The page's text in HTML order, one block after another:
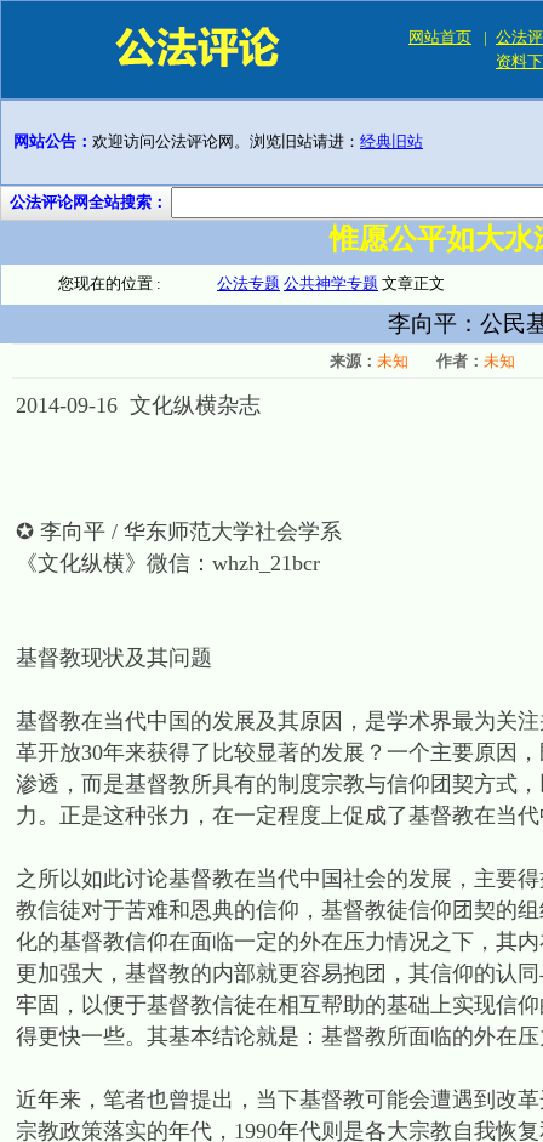
网站首页 | 公法
资料
网站公告： 欢迎访问公法评论网。浏览旧站请进： 经典旧站
公法评论网全站搜索：
惟愿公平如大
您现在的位置 : 公法专题 公共神学专题 文章正文
李向平：公民
来源： 未知 作者： 未知
2014-09-16 文化纵横杂志
✪ 李向平 / 华东师范大学社会学系
《文化纵横》微信：whzh_21bcr
基督教现状及其问题
基督教在当代中国的发展及其原因，是学术界最为关
革开放30年来获得了比较显著的发展？一个主要原因
渗透，而是基督教所具有的制度宗教与信仰团契方式
力。正是这种张力，在一定程度上促成了基督教在当
之所以如此讨论基督教在当代中国社会的发展，主要
教信徒对于苦难和恩典的信仰，基督教徒信仰团契的
化的基督教信仰在面临一定的外在压力情况之下，其
更加强大，基督教的内部就更容易抱团，其信仰的认
牢固，以便于基督教信徒在相互帮助的基础上实现信
得更快一些。其基本结论就是：基督教所面临的外在
近年来，笔者也曾提出，当下基督教可能会遭遇到改
宗教政策落实的年代，1990年代则是各大宗教自我恢